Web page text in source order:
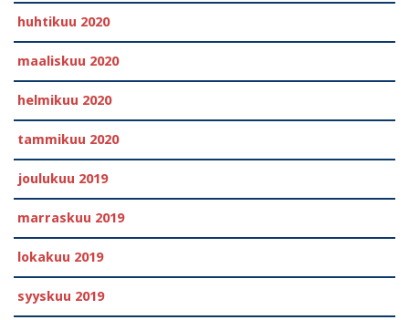
huhtikuu 2020
maaliskuu 2020
helmikuu 2020
tammikuu 2020
joulukuu 2019
marraskuu 2019
lokakuu 2019
syyskuu 2019